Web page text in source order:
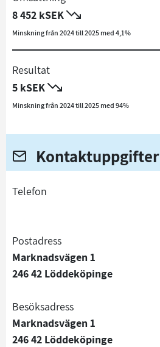
8 452 kSEK
Minskning från 2024 till 2025 med 4,1%
Resultat
5 kSEK
Minskning från 2024 till 2025 med 94%
Kontaktuppgifter
telefon
Postadress
Marknadsvägen 1
246 42 Löddeköpinge
Besöksadress
Marknadsvägen 1
246 42 Löddeköpinge